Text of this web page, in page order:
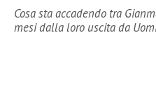
Cosa sta accadendo tra
mesi dalla loro uscita da